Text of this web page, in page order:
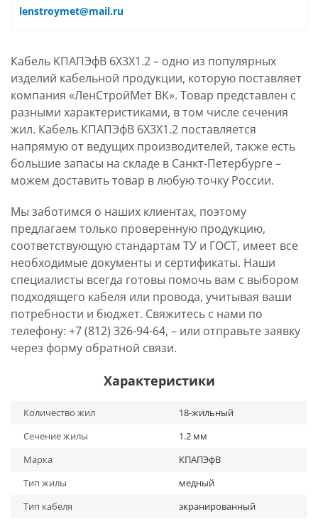
lenstroymet@mail.ru
Кабель КПАПЭфВ 6Х3Х1.2 – одно из популярных
изделий кабельной продукции, которую поставляет
компания «ЛенСтройМет ВК». Товар представлен с
разными характеристиками, в том числе сечения
жил. Кабель КПАПЭфВ 6Х3Х1.2 поставляется
напрямую от ведущих производителей, также есть
большие запасы на складе в Санкт-Петербурге –
можем доставить товар в любую точку России.
Мы заботимся о наших клиентах, поэтому
предлагаем только проверенную продукцию,
соответствующую стандартам ТУ и ГОСТ, имеет все
необходимые документы и сертификаты. Наши
специалисты всегда готовы помочь вам с выбором
подходящего кабеля или провода, учитывая ваши
потребности и бюджет. Свяжитесь с нами по
телефону: +7 (812) 326-94-64, – или отправьте заявку
через форму обратной связи.
Характеристики
Количество жил
18-жильный
Сечение жилы
1.2 мм
Марка
КПАПЭфВ
Тип жилы
медный
Тип кабеля
экранированный